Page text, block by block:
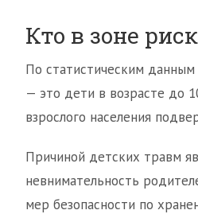
Кто в зоне
По статистическим
— это дети в возрасте до
взрослого населения
Причиной детских травм
невнимательность
мер безопасности по